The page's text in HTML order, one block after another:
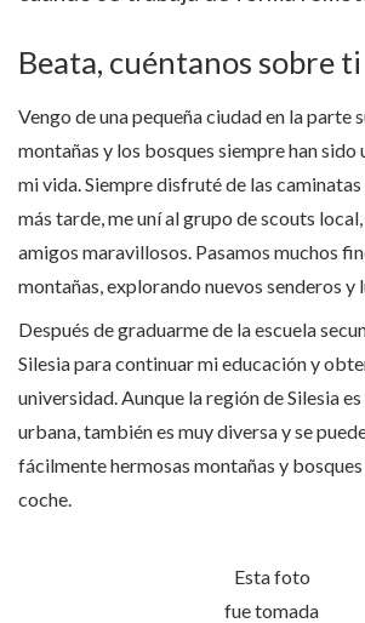
Beata, cuéntanos sobre ti
Vengo de una pequeña ciudad en la parte
montañas y los bosques siempre han sido
mi vida. Siempre disfruté de las caminatas
más tarde, me uní al grupo de scouts
amigos maravillosos. Pasamos muchos
montañas, explorando nuevos senderos y
Después de graduarme de la escuela
Silesia para continuar mi educación y
universidad. Aunque la región de Silesia es
urbana, también es muy diversa y se
fácilmente hermosas montañas y bosques
coche.
Esta foto
fue tomada